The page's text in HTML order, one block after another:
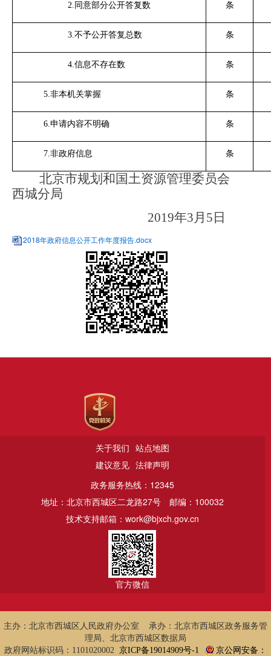
2. 同意部分公开答复数 条
3.不予公开答复总数 条
4.信息不存在数 条
5.非本机关掌握 条
6.申请内容不明确 条
7.非政府信息 条
北京市规划和国土资源管理委员会
西城分局
2019年3月5日
2018年政府信息公开工作年度报告.docx
关于我们 站点地图
建议意见 法律声明
政务服务热线：12345
地址：北京市西城区二龙路27号
邮编：100032
技术支持邮箱：work@bjxch.gov.cn
官方微信
主办：北京市西城区人民政府办公室 承办：北京市西城区政务服务管
理局、北京市西城区数据局
政府网站标识码：1101020002 京ICP备19014909号-1
京公网安备：